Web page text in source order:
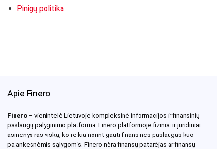
Pinigų politika
Apie Finero
Finero – vienintelė Lietuvoje kompleksinė informacijos ir finansinių
paslaugų palyginimo platforma. Finero platformoje fiziniai ir juridiniai
asmenys ras viską, ko reikia norint gauti finansines paslaugas kuo
palankesnėmis sąlygomis. Finero nėra finansų patarėjas ar finansų